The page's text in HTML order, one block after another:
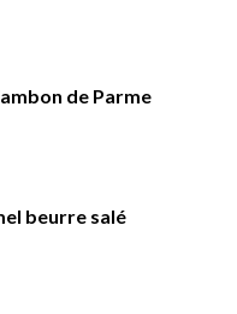
de Parme
beurre salé